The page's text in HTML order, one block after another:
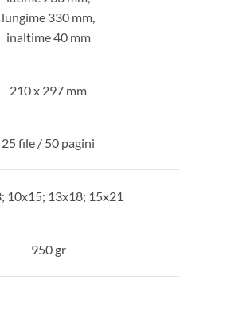
lungime 330 mm,
inaltime 40 mm
210 x 297 mm
25 file / 50 pagini
10x15; 13x18; 15x21
950 gr